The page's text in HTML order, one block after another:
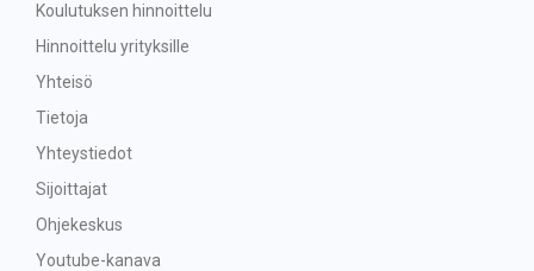
Koulutuksen hinnoittelu
Hinnoittelu yrityksille
Yhteisö
Tietoja
Yhteystiedot
Sijoittajat
Ohjekeskus
Youtube-kanava